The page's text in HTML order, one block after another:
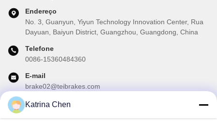
Endereço
No. 3, Guanyun, Yiyun Technology Innovation Center, Rua
Dayuan, Baiyun District, Guangzhou, Guangdong, China
Telefone
0086-15360484360
E-mail
brake02@teibrakes.com
Katrina Chen